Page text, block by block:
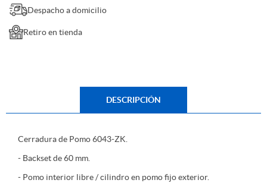
Despacho a domicilio
Retiro en tienda
DESCRIPCIÓN
Cerradura de Pomo 6043-ZK.
- Backset de 60 mm.
- Pomo interior libre / cilindro en pomo fijo exterior.